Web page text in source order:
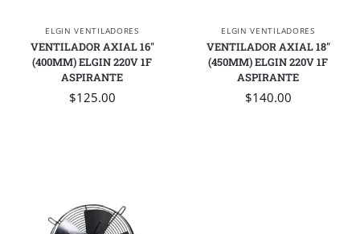
ELGIN VENTILADORES
VENTILADOR AXIAL 16″
(400MM) ELGIN 220V 1F
ASPIRANTE
$125.00
ELGIN VENTILADORES
VENTILADOR AXIAL 18″
(450MM) ELGIN 220V 1F
ASPIRANTE
$140.00